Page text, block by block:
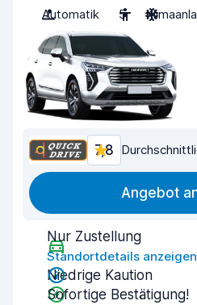
Automatik
5
7,8
Angebot
Nur Zustellung
Standortdetails anzeigen
Niedrige Kaution
Sofortige Bestätigung!